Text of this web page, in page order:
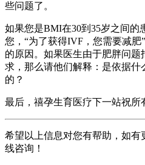
些问题了。
如果您是BMI在30到35岁之间的
您，“为了获得IVF，您需要减
的原因。如果医生由于肥胖问
求，那么请他们解释：是依据
的？
最后，禧孕生育医疗下一站祝所
希望以上信息对您有帮助，如有
线咨询！